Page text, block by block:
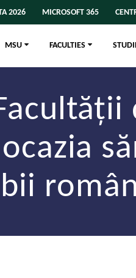
2026 MICROSOFT 365
MSU FACULTIES